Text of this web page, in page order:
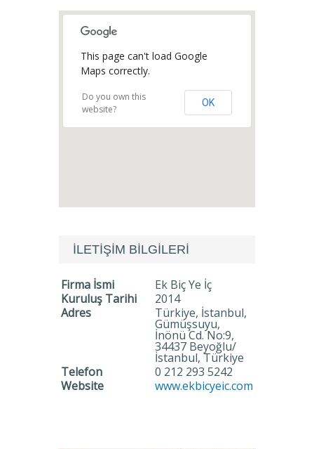
This page can't load Google
Maps correctly.
Do you own this
website?
OK
İLETİŞİM BİLGİLERİ
Firma İsmi
Ek Biç Ye İç
Kuruluş Tarihi
2014
Adres
Türkiye, İstanbul,
Gümüşsuyu,
İnönü Cd. No:9,
34437 Beyoğlu/
İstanbul, Türkiye
Telefon
0 212 293 5242
Website
www.ekbicyeic.com